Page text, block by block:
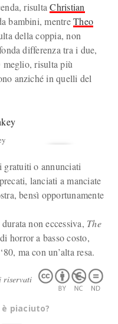
risultaChristian
bambini, mentreTheo
della coppia, non
differenza tra i due,
meglio, risulta più
anziché in quelli del
gratuiti o annunciati
lanciati a manciate
bensì opportunamente
non eccessiva, The
horror a basso costo,
ma con un’alta resa.
piaciuto?